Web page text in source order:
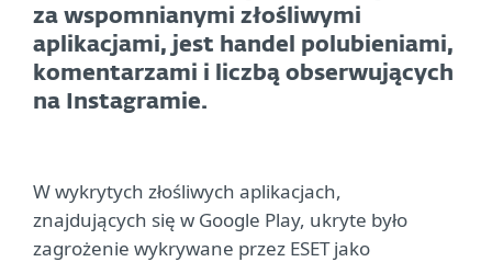
za wspomnianymi złośliwymi
aplikacjami, jest handel polubieniami,
komentarzami i liczbą obserwujących
na Instagramie.
W wykrytych złośliwych aplikacjach,
znajdujących się w Google Play, ukryte było
zagrożenie wykrywane przez ESET jako